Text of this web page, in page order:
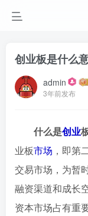
创业板是什么
admin
3年前发布
什么是创业
业板市场 ，即第
交易市场，为暂
融资渠道和成长
资本市场占有重